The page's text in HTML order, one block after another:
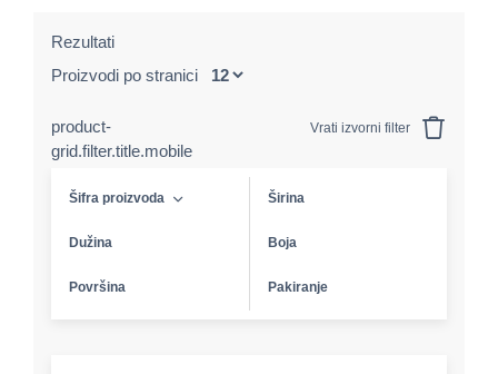
Rezultati
Proizvodi po stranici
product-
grid.filter.title.mobile
Vrati izvorni filter
Šifra proizvoda Širina
Dužina Boja
Površina Pakiranje